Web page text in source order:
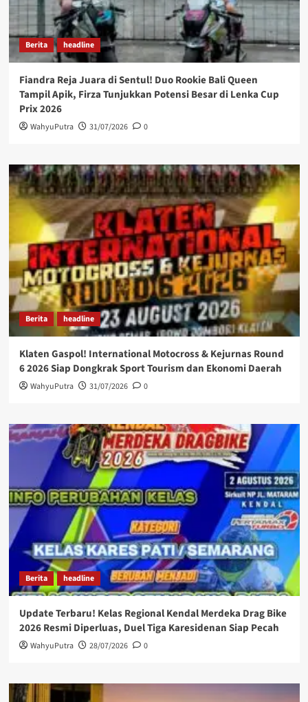
Berita headline
Fiandra Reja Juara di Sentul! Duo Rookie Bali Queen
Tampil Apik, Firza Tunjukkan Potensi Besar di Lenka Cup
Prix 2026
WahyuPutra 31/07/2026 0
Berita headline
Klaten Gaspol! International Motocross & Kejurnas Round
6 2026 Siap Dongkrak Sport Tourism dan Ekonomi Daerah
WahyuPutra 31/07/2026 0
Berita headline
Update Terbaru! Kelas Regional Kendal Merdeka Drag Bike
2026 Resmi Diperluas, Duel Tiga Karesidenan Siap Pecah
WahyuPutra 28/07/2026 0